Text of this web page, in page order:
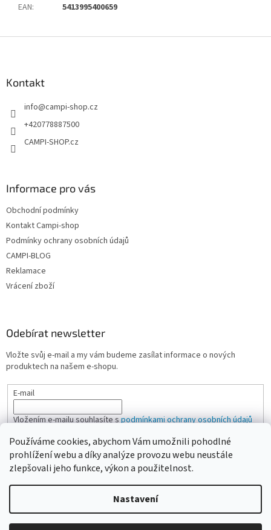
Používáme cookies, abychom Vám umožnili pohodlné
prohlížení webu a díky analýze provozu webu neustále
zlepšovali jeho funkce, výkon a použitelnost.
Nastavení
EAN: 5413995400659
Kontakt
info@campi-shop.cz
+420778887500
CAMPI-SHOP.cz
Informace pro vás
Obchodní podmínky
Kontakt Campi-shop
Podmínky ochrany osobních údajů
CAMPI-BLOG
Reklamace
Vrácení zboží
Odebírat newsletter
Vložte svůj e-mail a my vám budeme zasílat informace o nových
produktech na našem e-shopu.
E-mail
Vložením e-mailu souhlasíte spodmínkami ochrany osobních údajů
PŘIHLÁSIT SE
Vytvořil Shoptet